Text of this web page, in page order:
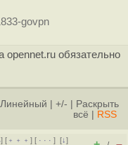
govpn
opennet.ru обязательно
Линейный +/-
Раскрыть
всё
RSS
] [ ﹢﹢﹢] [ · · ·][↓]